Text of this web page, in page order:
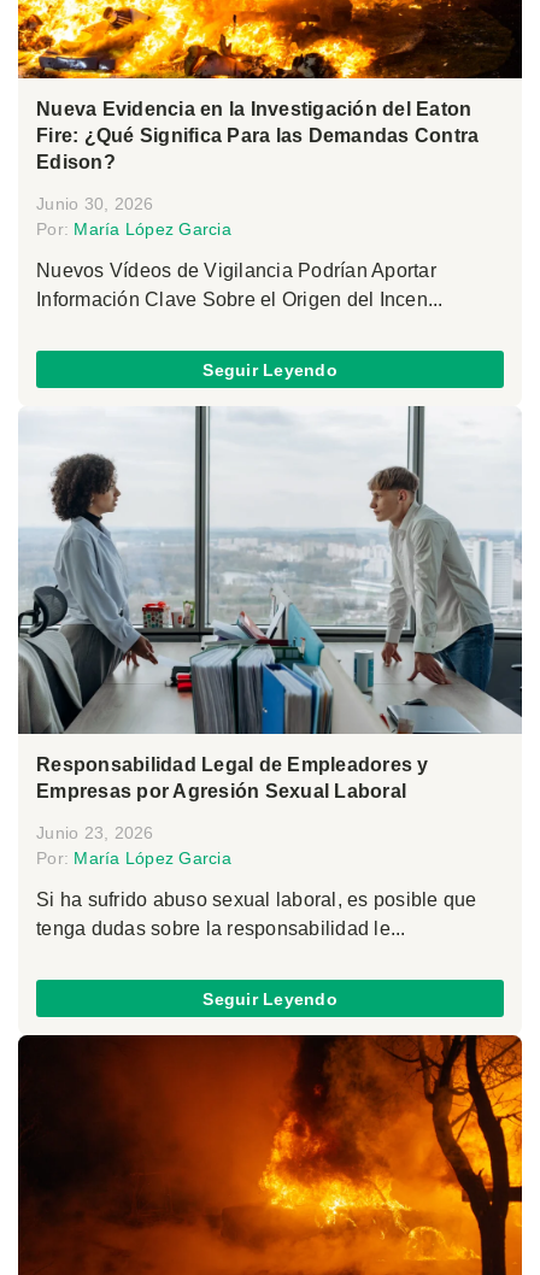
Nueva Evidencia en la Investigación del Eaton
Fire: ¿Qué Significa Para las Demandas Contra
Edison?
Junio 30, 2026
Por: María López Garcia
Nuevos Vídeos de Vigilancia Podrían Aportar
Información Clave Sobre el Origen del Incen...
Seguir Leyendo
Responsabilidad Legal de Empleadores y
Empresas por Agresión Sexual Laboral
Junio 23, 2026
Por: María López Garcia
Si ha sufrido abuso sexual laboral, es posible que
tenga dudas sobre la responsabilidad le...
Seguir Leyendo